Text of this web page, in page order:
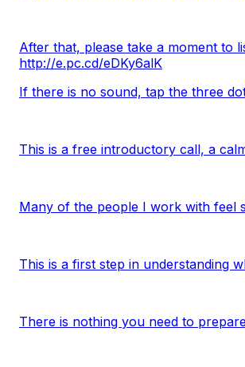
After that, please take a moment to
http://e.pc.cd/eDKy6alK
If there is no sound, tap the three
This is a free introductory call, a
Many of the people I work with feel
This is a first step in understanding
There is nothing you need to